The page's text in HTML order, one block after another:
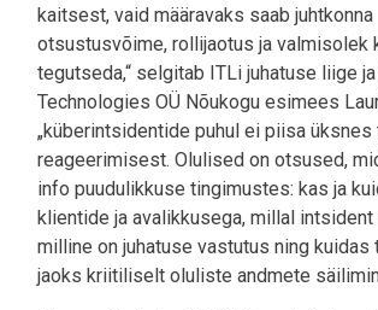
kaitsest, vaid määravaks saab juhtkonna
otsustusvõime, rollijaotus ja valmisolek
tegutseda,“ selgitab ITLi juhatuse liige
Technologies OÜ Nõukogu esimees
„küberintsidentide puhul ei piisa
reageerimisest. Olulised on otsused,
info puudulikkuse tingimustes: kas ja
klientide ja avalikkusega, millal intsident
milline on juhatuse vastutus ning kuidas
jaoks kriitiliselt oluliste andmete